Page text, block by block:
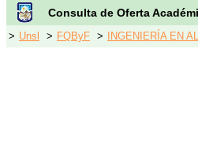
Consulta de Oferta
> Unsl > FQByF > INGENIERÍA EN